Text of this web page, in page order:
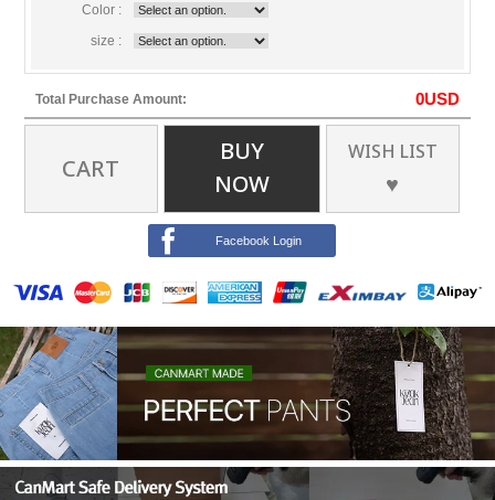
Color :
size :
Total Purchase Amount: 0USD
CART
BUY
NOW
WISH LIST
♥
Facebook Login